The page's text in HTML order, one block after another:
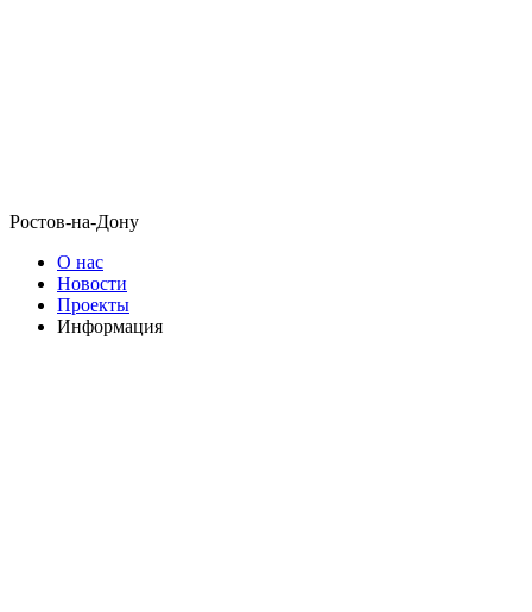
Ростов-на-Дону
О нас
Новости
Проекты
Информация